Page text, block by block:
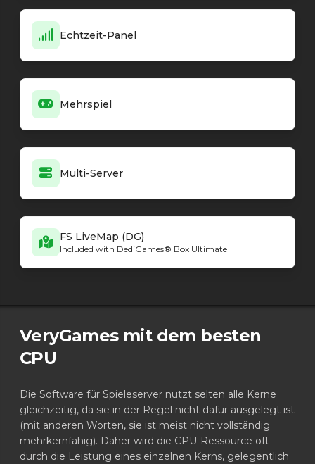
Echtzeit-Panel
Mehrspiel
Multi-Server
FS LiveMap (DG)
Included with DediGames® Box Ultimate
VeryGames mit dem besten
CPU
Die Software für Spieleserver nutzt selten alle Kerne
gleichzeitig, da sie in der Regel nicht dafür ausgelegt ist
(mit anderen Worten, sie ist meist nicht vollständig
mehrkernfähig). Daher wird die CPU-Ressource oft
durch die Leistung eines einzelnen Kerns, gelegentlich